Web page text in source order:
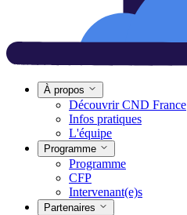
À propos
Découvrir CND France
Infos pratiques
L'équipe
Programme
Programme
CFP
Intervenant(e)s
Partenaires